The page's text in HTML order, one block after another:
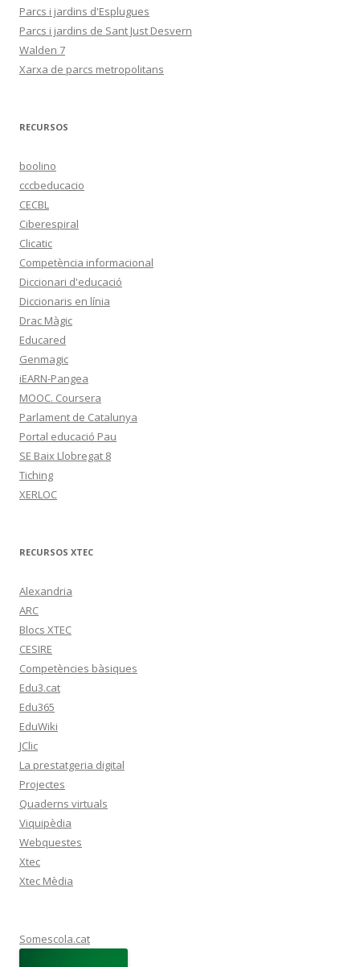
Parcs i jardins d'Esplugues
Parcs i jardins de Sant Just Desvern
Walden 7
Xarxa de parcs metropolitans
RECURSOS
boolino
cccbeducacio
CECBL
Ciberespiral
Clicatic
Competència informacional
Diccionari d'educació
Diccionaris en línia
Drac Màgic
Educared
Genmagic
iEARN-Pangea
MOOC. Coursera
Parlament de Catalunya
Portal educació Pau
SE Baix Llobregat 8
Tiching
XERLOC
RECURSOS XTEC
Alexandria
ARC
Blocs XTEC
CESIRE
Competències bàsiques
Edu3.cat
Edu365
EduWiki
JClic
La prestatgeria digital
Projectes
Quaderns virtuals
Viquipèdia
Webquestes
Xtec
Xtec Mèdia
Somescola.cat